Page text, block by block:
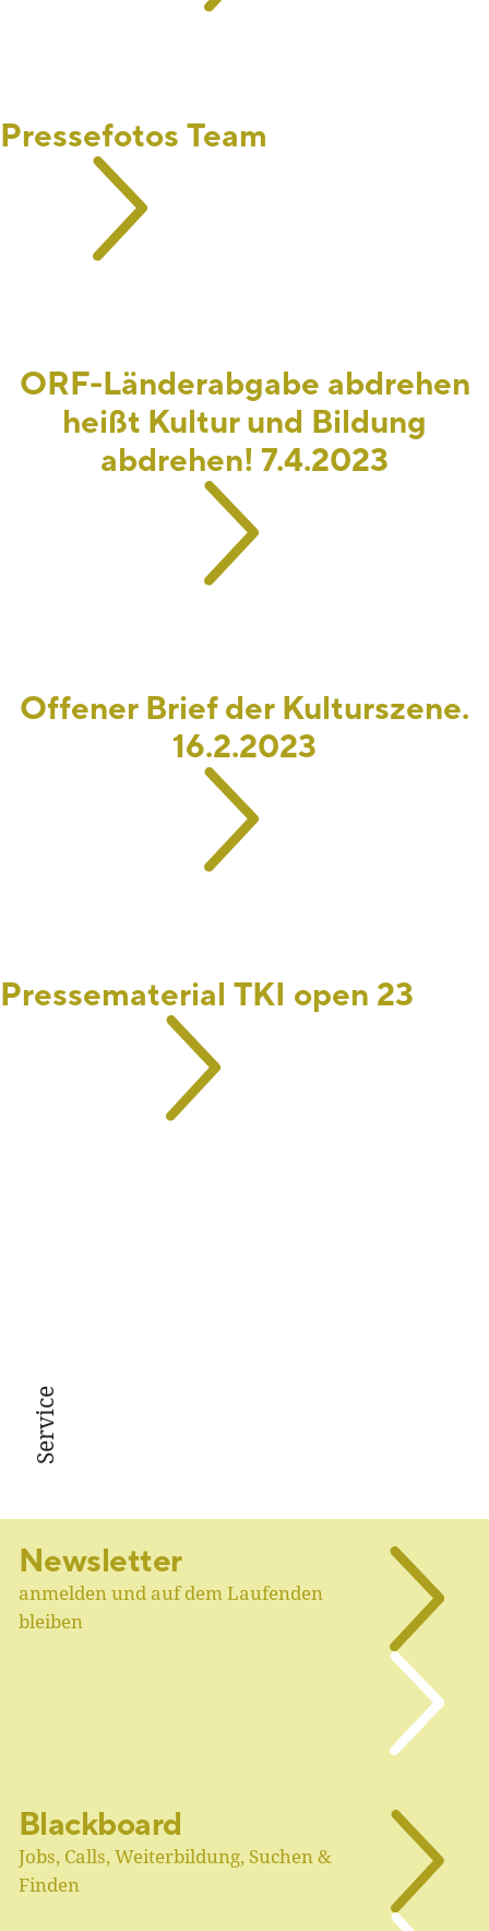
Pressefotos Team
ORF-Länderabgabe abdrehen
heißt Kultur und Bildung
abdrehen! 7.4.2023
Offener Brief der Kulturszene.
16.2.2023
Pressematerial TKI open 23
Service
Newsletter
anmelden und auf dem Laufenden
bleiben
Blackboard
Jobs, Calls, Weiterbildung, Suchen &
Finden